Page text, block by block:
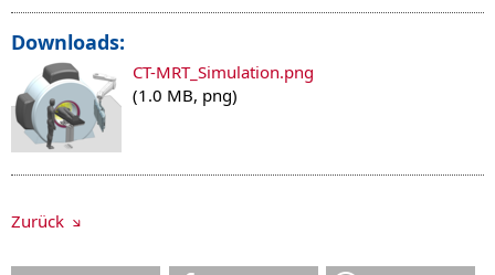
Downloads:
CT-MRT_Simulation.png
(1.0 MB, png)
Zurück